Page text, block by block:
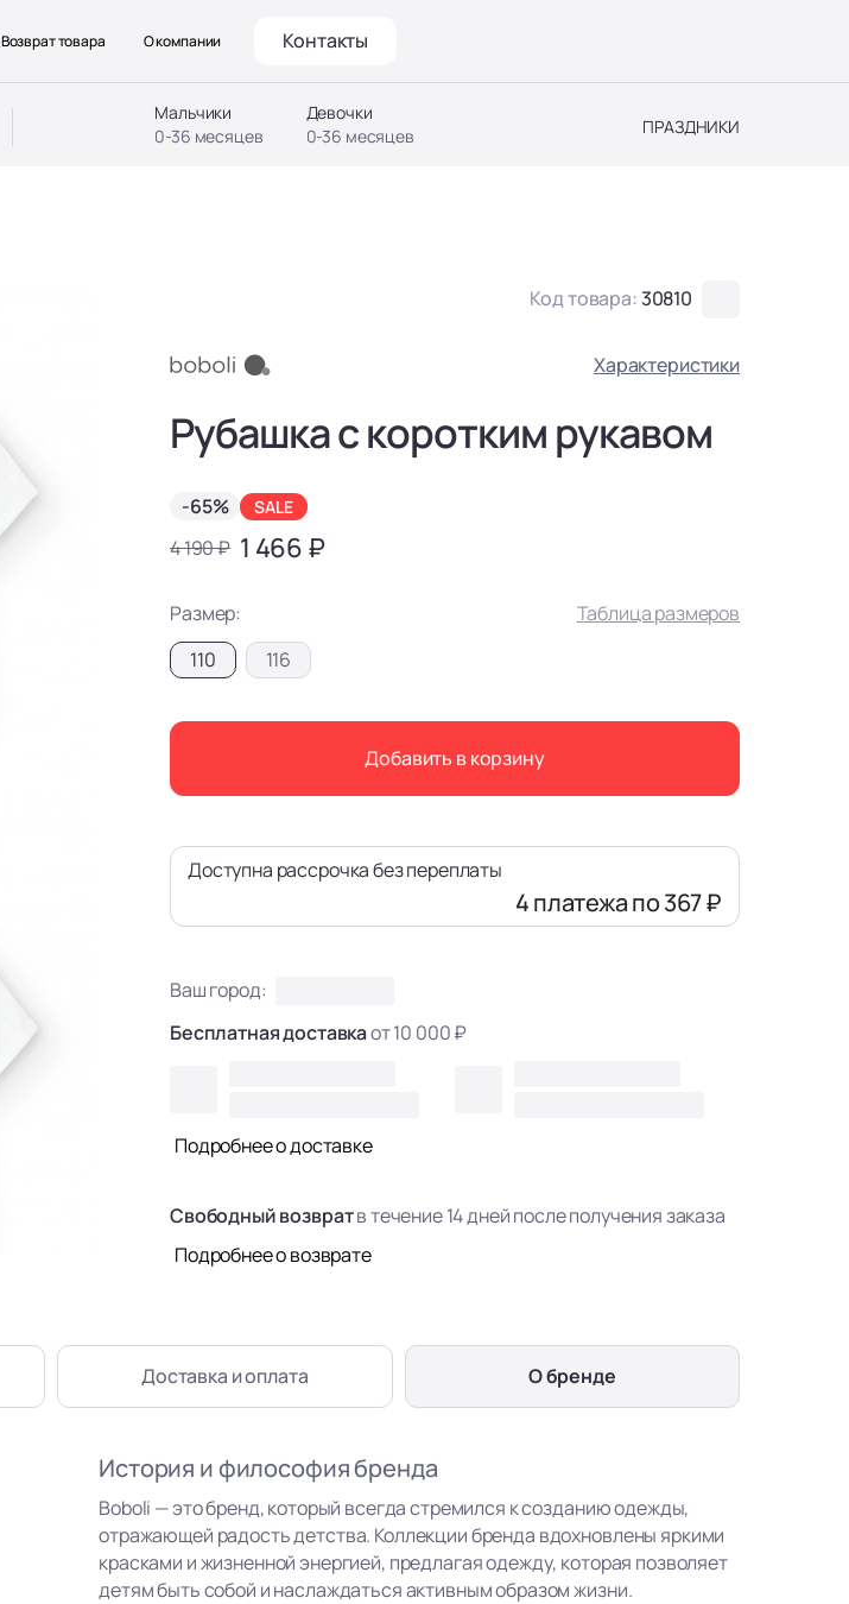
Мальчики
0-36 месяцев
Девочки
0-36 месяцев
ПРАЗДНИКИ
Возврат товара О компании Контакты
Код товара:30810
Характеристики
Рубашка с коротким рукавом
-65% SALE
4 190 ₽ 1 466 ₽
Размер:
Таблица размеров
110
116
Добавить в корзину
Доступна рассрочка без переплаты
4 платежапо 367 ₽
Ваш город:
Бесплатная доставкаот 10 000 ₽
Подробнее о доставке
Свободный возвратв течение 14 дней после получения заказа
Подробнее о возврате
Доставка и оплата О бренде
История и философия бренда
Boboli — это бренд, который всегда стремился к созданию одежды,
отражающей радость детства. Коллекции бренда вдохновлены яркими
красками и жизненной энергией, предлагая одежду, которая позволяет
детям быть собой и наслаждаться активным образом жизни.